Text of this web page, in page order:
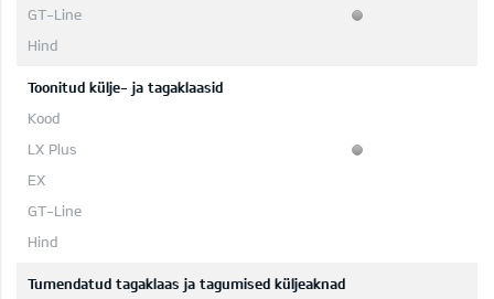
Toonitud külje- ja tagaklaasid
Tumendatud tagaklaas ja tagumised küljeaknad